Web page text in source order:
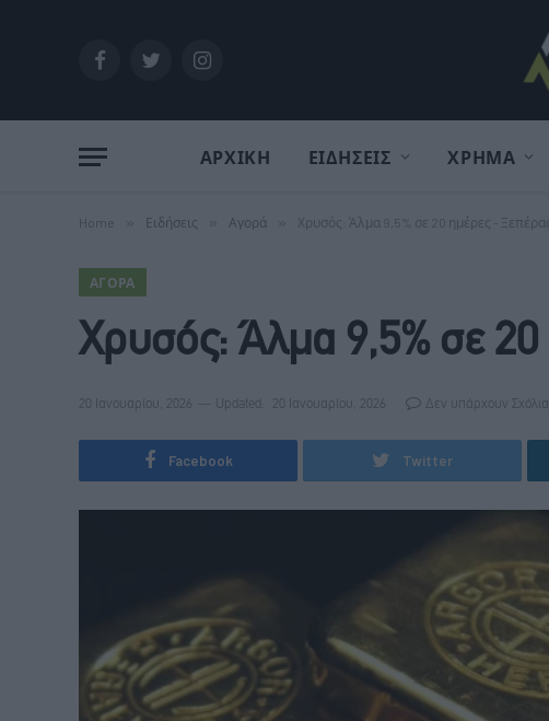
FacebookTwitterInstagram
ΑΡΧΙΚΗ ΕΙΔΗΣΕΙΣ ΧΡΗΜΑ
Home Ειδήσεις Αγορά Χρυσός: Άλμα 9,5% σε 20 ημέρες -
ΑΓΟΡΆ
Χρυσός: Άλμα 9,5% σε
20 Ιανουαρίου, 2026 Updated: 20 Ιανουαρίου, 2026 Δεν υπάρχουν Σχόλια
Facebook Twitter